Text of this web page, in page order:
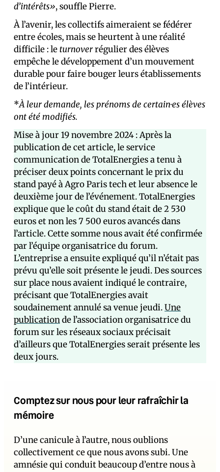
d’intérêts», souffle Pierre.
À l’avenir, les collectifs aimeraient se fédérer
entre écoles, mais se heurtent à une réalité
difficile : le turnoverrégulier des élèves
empêche le développement d’un mouvement
durable pour faire bouger leurs établissements
de l’intérieur.
*À leur demande, les prénoms de certain·es élèves
ont été modifiés.
Mise à jour 19 novembre 2024 : Après la
publication de cet article, le service
communication de TotalEnergies a tenu à
préciser deux points concernant le prix du
stand payé à Agro Paris tech et leur absence le
deuxième jour de l’événement. TotalEnergies
explique que le coût du stand était de 2 530
euros et non les 7 500 euros avancés dans
l’article. Cette somme nous avait été confirmée
par l’équipe organisatrice du forum.
L’entreprise a ensuite expliqué qu’il n’était pas
prévu qu’elle soit présente le jeudi. Des sources
sur place nous avaient indiqué le contraire,
précisant que TotalEnergies avait
soudainement annulé sa venue jeudi.Une
publicationde l’association organisatrice du
forum sur les réseaux sociaux précisait
d’ailleurs que TotalEnergies serait présente les
deux jours.
Comptez sur nous pour leur rafraîchir la
mémoire
D’une canicule à l’autre, nous oublions
collectivement ce que nous avons subi. Une
amnésie qui conduit beaucoup d’entre nous à